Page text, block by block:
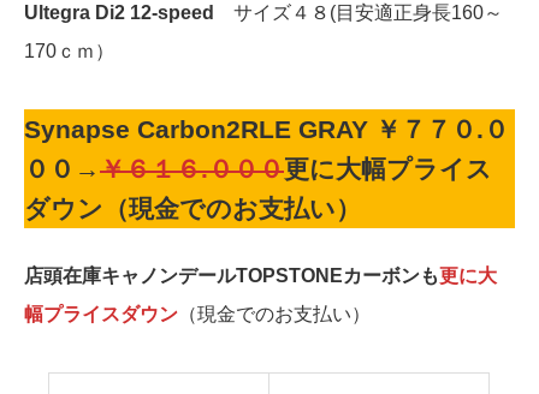
Ultegra Di2 12-speed
サイズ４８(目安適正身長160～
170ｃｍ）
Synapse Carbon2RLE GRAY ￥７７０.０
００ →￥６１６.０００更に大幅プライス
ダウン（現金でのお支払い）
店頭在庫キャノンデールTOPSTONEカーボンも更に大
幅プライスダウン （現金でのお支払い）